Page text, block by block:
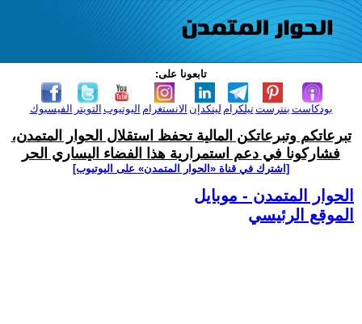
تابعونا على:
الفيسبوك التويتر اليوتيوب الانستغرام لينكدإن تيلكرامبنترست بودكاست
تبرعاتكم وتبرعاتكن المالية تحفظ استقلال الحوار المتمدن،
فشاركونا في دعم استمرارية هذا الفضاء اليساري الحر
[اشترك في قناة ‫«الحوار المتمدن» على اليوتيوب]
الحوار المتمدن - موبايل
الموقع الرئيسي